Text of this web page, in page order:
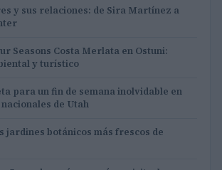
y sus relaciones: de Sira Martínez a
Seasons Costa Merlata en Ostuni:
y turístico
para un fin de semana inolvidable en
de Utah
jardines botánicos más frescos de